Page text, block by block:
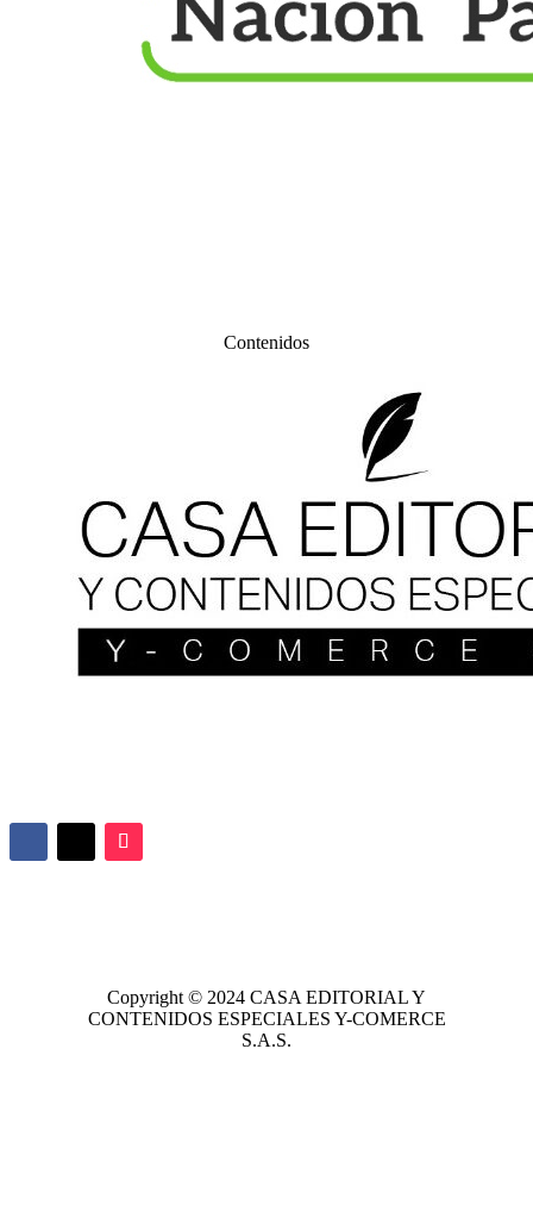
Contenidos
Copyright © 2024 CASA EDITORIALY
CONTENIDOS ESPECIALES Y-COMERCE
S.A.S.